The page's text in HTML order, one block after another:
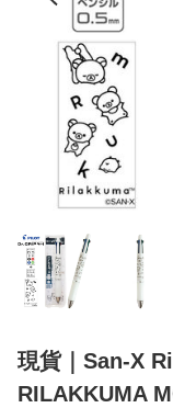
現貨｜San-X
RILAKKUMA